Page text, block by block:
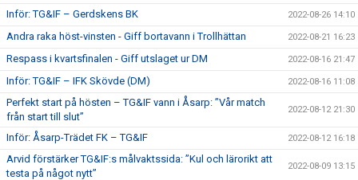
Inför: TG&IF – Gerdskens BK 2022-08-26 14:10
Andra raka höst-vinsten - Giff bortavann i Trollhättan 2022-08-21 16:23
Respass i kvartsfinalen - Giff utslaget ur DM 2022-08-16 21:47
Inför: TG&IF – IFK Skövde (DM) 2022-08-16 11:08
Perfekt start på hösten – TG&IF vann i Åsarp: ”Vår match
från start till slut”
2022-08-12 21:30
Inför: Åsarp-Trädet FK – TG&IF 2022-08-12 16:18
Arvid förstärker TG&IF:s målvaktssida: ”Kul och lärorikt att
testa på något nytt”
2022-08-09 13:15